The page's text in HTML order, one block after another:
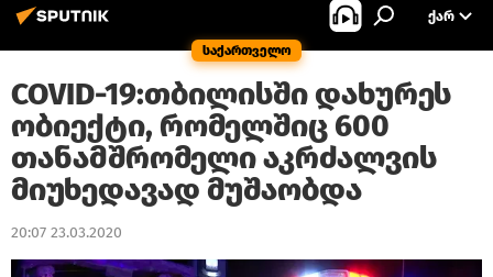
საქართველო
ᲥᲐᲠ
COVID-19:თბილისში დახურეს
ობიექტი, რომელშიც 600
თანამშრომელი აკრძალვის
მიუხედავად მუშაობდა
20:07 23.03.2020